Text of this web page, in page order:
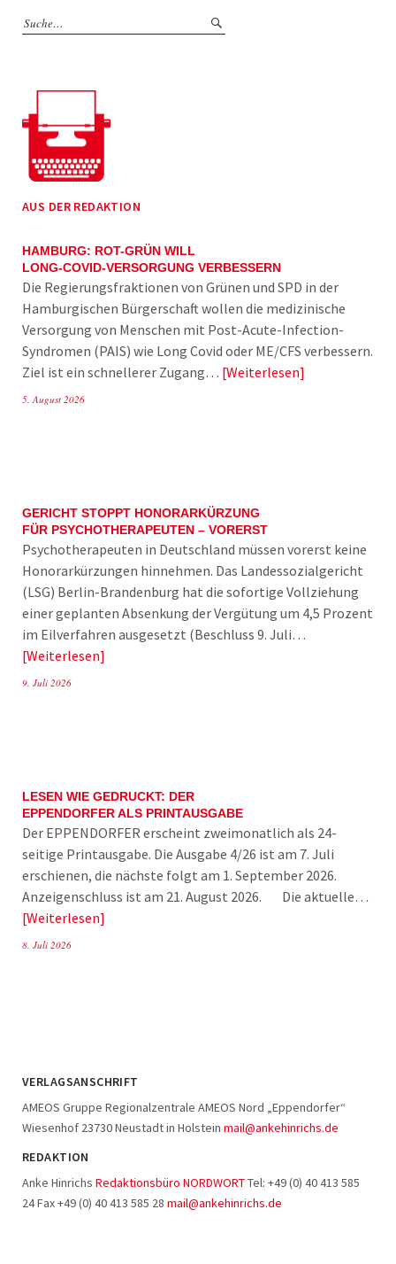
AUS DER REDAKTION
HAMBURG: ROT-GRÜN WILL
LONG-COVID-VERSORGUNG VERBESSERN
Die Regierungsfraktionen von Grünen und SPD in der
Hamburgischen Bürgerschaft wollen die medizinische
Versorgung von Menschen mit Post-Acute-Infection-
Syndromen (PAIS) wie Long Covid oder ME/CFS verbessern.
Ziel ist ein schnellerer Zugang… Weiterlesen
5. August 2026
GERICHT STOPPT HONORARKÜRZUNG
FÜR PSYCHOTHERAPEUTEN – VORERST
Psychotherapeuten in Deutschland müssen vorerst keine
Honorarkürzungen hinnehmen. Das Landessozialgericht
(LSG) Berlin-Brandenburg hat die sofortige Vollziehung
einer geplanten Absenkung der Vergütung um 4,5 Prozent
im Eilverfahren ausgesetzt (Beschluss 9. Juli…
Weiterlesen
9. Juli 2026
LESEN WIE GEDRUCKT: DER
EPPENDORFER ALS PRINTAUSGABE
Der EPPENDORFER erscheint zweimonatlich als 24-
seitige Printausgabe. Die Ausgabe 4/26 ist am 7. Juli
erschienen, die nächste folgt am 1. September 2026.
Anzeigenschluss ist am 21. August 2026. Die aktuelle…
Weiterlesen
8. Juli 2026
VERLAGSANSCHRIFT
AMEOS Gruppe Regionalzentrale AMEOS Nord „Eppendorfer“
Wiesenhof 23730 Neustadt in Holstein mail@ankehinrichs.de
REDAKTION
Anke Hinrichs Redaktionsbüro NORDWORTTel: +49 (0) 40 413 585
24 Fax +49 (0) 40 413 585 28 mail@ankehinrichs.de